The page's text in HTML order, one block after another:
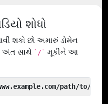
શોધો
શકો છો અમારું ડોમેન
અંત સાથે `/` મૂકીને આ
path/to/